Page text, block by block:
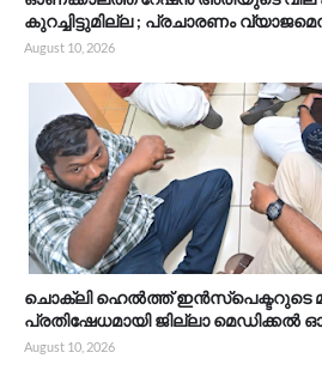
കുറച്ചിട്ടുമില്ല ; പ്രചാരണം
August 10, 2026
ചൊക്ലി ഹെൽത്ത്‌ ഇൻസ്‌പെക്ടറുടെ
പ്രതിഷേധമായി ജില്ലാ മെഡിക്കൽ
August 10, 2026